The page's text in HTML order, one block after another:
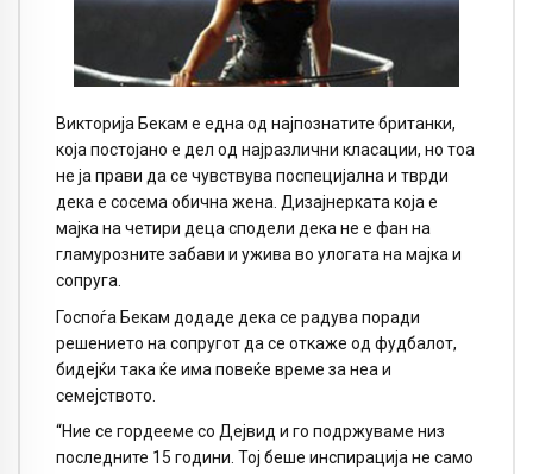
Викторија Бекам е една од најпознатите британки,
која постојано е дел од најразлични класации, но тоа
не ја прави да се чувствува поспецијална и тврди
дека е сосема обична жена. Дизајнерката која е
мајка на четири деца сподели дека не е фан на
гламурозните забави и ужива во улогата на мајка и
сопруга.
Госпоѓа Бекам додаде дека се радува поради
решението на сопругот да се откаже од фудбалот,
бидејќи така ќе има повеќе време за неа и
семејството.
“Ние се гордееме со Дејвид и го подржуваме низ
последните 15 години. Тој беше инспирација не само